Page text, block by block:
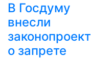
В Госдуму
внесли
законопроект
о запрете